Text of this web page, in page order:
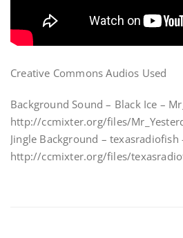
Creative Commons Audios Used
Background Sound – Black Ice –
http://ccmixter.org/files/
Jingle Background –
http://ccmixter.org/files/